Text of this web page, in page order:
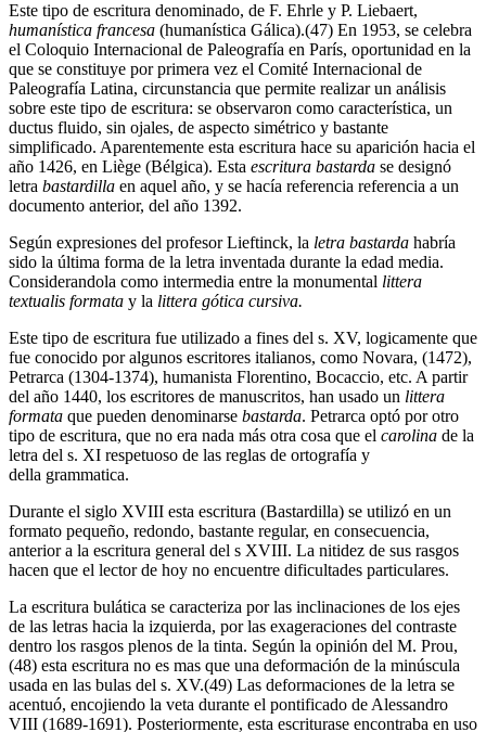
Este tipo de escritura denominado, de F. Ehrle y P. Liebaert,
humanística francesa (humanística Gálica).(47) En 1953, se celebra
el Coloquio Internacional de Paleografía en París, oportunidad en la
que se constituye por primera vez el Comité Internacional de
Paleografía Latina, circunstancia que permite realizar un análisis
sobre este tipo de escritura: se observaron como característica, un
ductus fluido, sin ojales, de aspecto simétrico y bastante
simplificado. Aparentemente esta escritura hace su aparición hacia el
año 1426, en Liège (Bélgica). Esta escritura bastarda se designó
letra bastardilla en aquel año, y se hacía referencia referencia a un
documento anterior, del año 1392.
Según expresiones del profesor Lieftinck, la letra bastarda habría
sido la última forma de la letra inventada durante la edad media.
Considerandola como intermedia entre la monumental littera
textualis formata y la littera gótica cursiva.
Este tipo de escritura fue utilizado a fines del s. XV, logicamente que
fue conocido por algunos escritores italianos, como Novara, (1472),
Petrarca (1304-1374), humanista Florentino, Bocaccio, etc. A partir
del año 1440, los escritores de manuscritos, han usado un littera
formata que pueden denominarse bastarda. Petrarca optó por otro
tipo de escritura, que no era nada más otra cosa que el carolina de la
letra del s. XI respetuoso de las reglas de ortografía y
della grammatica.
Durante el siglo XVIII esta escritura (Bastardilla) se utilizó en un
formato pequeño, redondo, bastante regular, en consecuencia,
anterior a la escritura general del s XVIII. La nitidez de sus rasgos
hacen que el lector de hoy no encuentre dificultades particulares.
La escritura bulática se caracteriza por las inclinaciones de los ejes
de las letras hacia la izquierda, por las exageraciones del contraste
dentro los rasgos plenos de la tinta. Según la opinión del M. Prou,
(48) esta escritura no es mas que una deformación de la minúscula
usada en las bulas del s. XV.(49) Las deformaciones de la letra se
acentuó, encojiendo la veta durante el pontificado de Alessandro
VIII (1689-1691). Posteriormente, esta escriturase encontraba en uso